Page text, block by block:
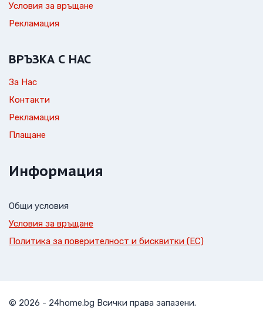
Условия за връщане
Рекламация
ВРЪЗКА С НАС
За Нас
Контакти
Рекламация
Плащане
Информация
Общи условия
Условия за връщане
Политика за поверителност и бисквитки (ЕС)
© 2026 - 24home.bg Всички права запазени.